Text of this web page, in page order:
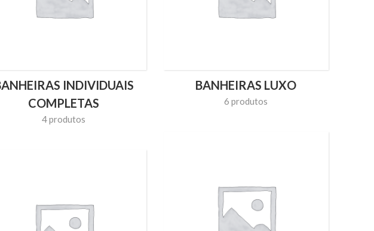
INDIVIDUAIS
COMPLETAS
4 produtos
BANHEIRAS LUXO
6 produtos